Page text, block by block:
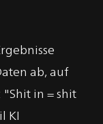
ab, auf
in = shit
KI